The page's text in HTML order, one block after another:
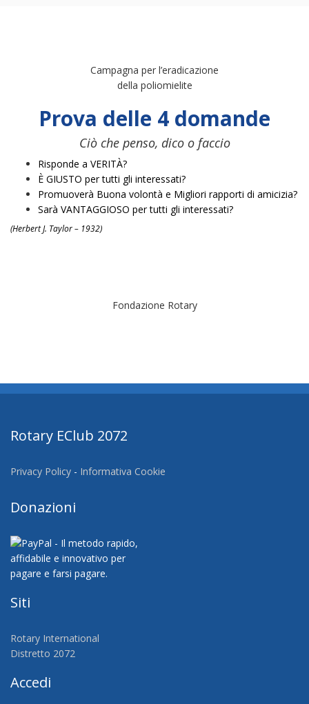
Campagna per l’eradicazione
della poliomielite
Prova delle 4 domande
Ciò che penso, dico o faccio
Risponde a VERITÀ?
È GIUSTO per tutti gli interessati?
Promuoverà Buona volontà e Migliori rapporti di amicizia?
Sarà VANTAGGIOSO per tutti gli interessati?
(Herbert J. Taylor – 1932)
Fondazione Rotary
Rotary EClub 2072
Privacy Policy - Informativa Cookie
Donazioni
Siti
Rotary International
Distretto 2072
Accedi